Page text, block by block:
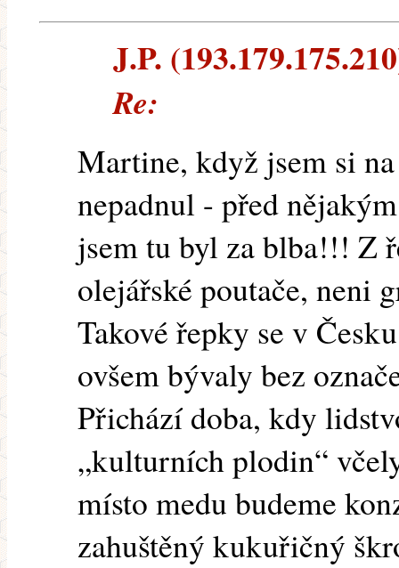
J.P.
Re:
Martine, když jsem si
nepadnul - před
jsem tu byl za blba!!! Z
olejářské poutače, neni
Takové řepky se v
ovšem bývaly bez
Přichází doba, kdy
„kulturních plodin“
místo medu budeme
zahuštěný kukuřičný